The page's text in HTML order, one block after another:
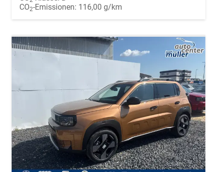
CO2-Emissionen: 116,00 g/km